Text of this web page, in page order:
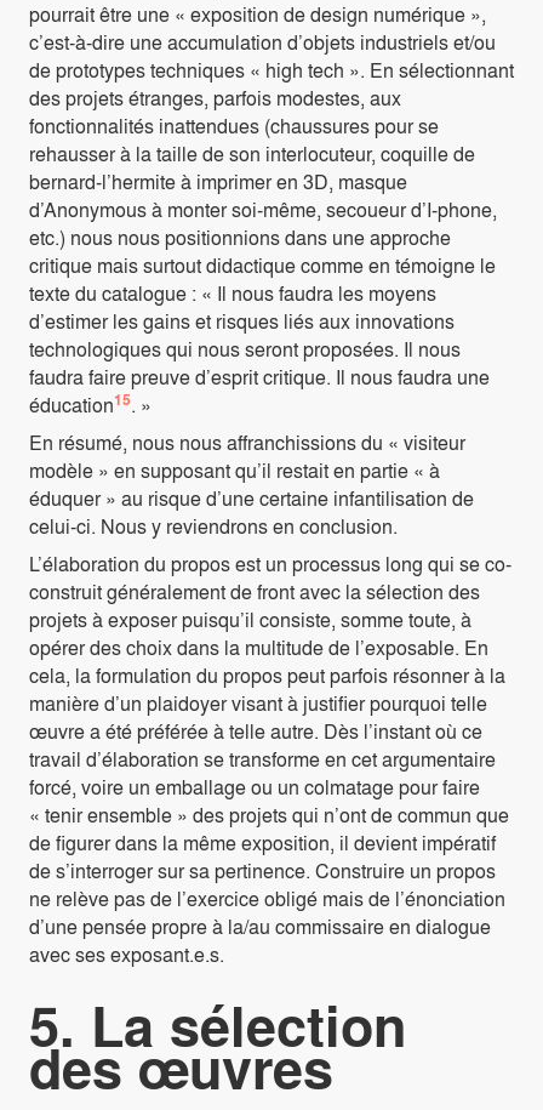
pourrait être une « exposition de design numérique »,
c’est-à-dire une accumulation d’objets industriels et/ou
de prototypes techniques « high tech ». En sélectionnant
des projets étranges, parfois modestes, aux
fonctionnalités inattendues (chaussures pour se
rehausser à la taille de son interlocuteur, coquille de
bernard-l’hermite à imprimer en 3D, masque
d’Anonymous à monter soi-même, secoueur d’I-phone,
etc.) nous nous positionnions dans une approche
critique mais surtout didactique comme en témoigne le
texte du catalogue : « Il nous faudra les moyens
d’estimer les gains et risques liés aux innovations
technologiques qui nous seront proposées. Il nous
faudra faire preuve d’esprit critique. Il nous faudra une
éducation15. »
En résumé, nous nous affranchissions du « visiteur
modèle » en supposant qu’il restait en partie « à
éduquer » au risque d’une certaine infantilisation de
celui-ci. Nous y reviendrons en conclusion.
L’élaboration du propos est un processus long qui se co-
construit généralement de front avec la sélection des
projets à exposer puisqu’il consiste, somme toute, à
opérer des choix dans la multitude de l’exposable. En
cela, la formulation du propos peut parfois résonner à la
manière d’un plaidoyer visant à justifier pourquoi telle
œuvre a été préférée à telle autre. Dès l’instant où ce
travail d’élaboration se transforme en cet argumentaire
forcé, voire un emballage ou un colmatage pour faire
« tenir ensemble » des projets qui n’ont de commun que
de figurer dans la même exposition, il devient impératif
de s’interroger sur sa pertinence. Construire un propos
ne relève pas de l’exercice obligé mais de l’énonciation
d’une pensée propre à la/au commissaire en dialogue
avec ses exposant.e.s.
5. La sélection
des œuvres